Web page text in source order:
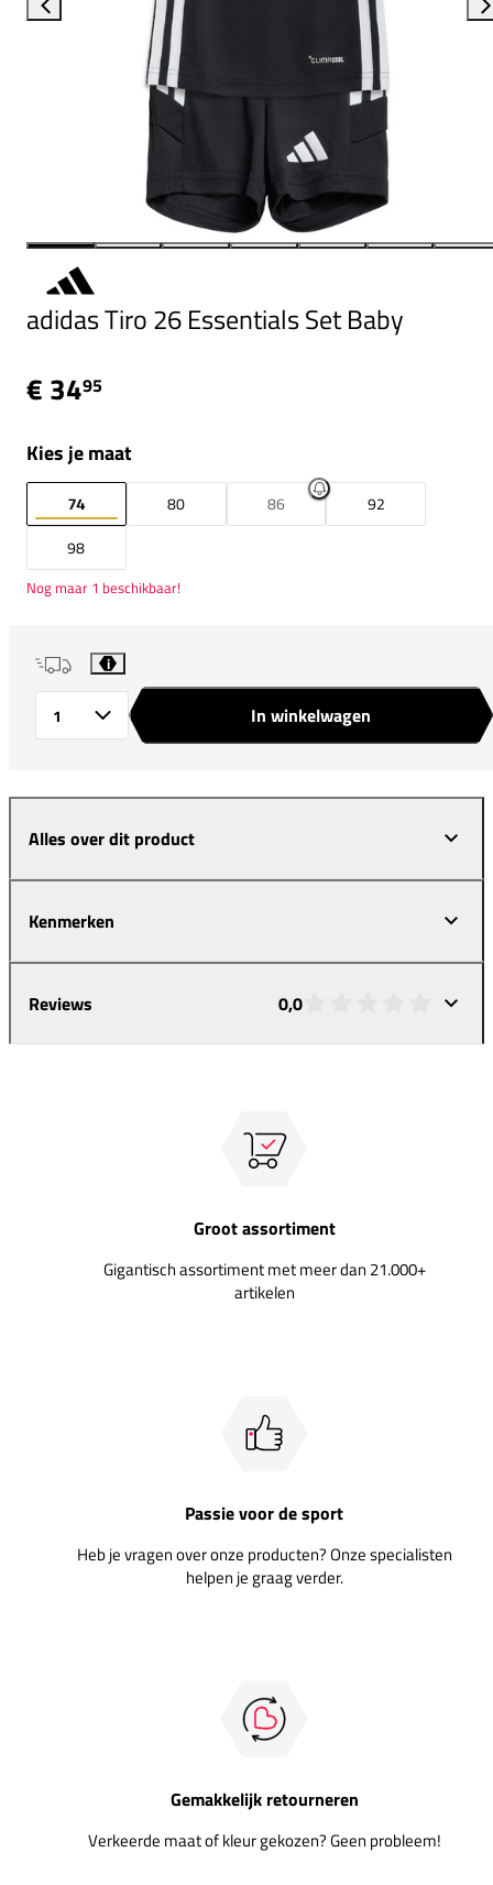
adidas Tiro 26 Essentials Set Baby
€ 3495
Kies je maat
74 80 86
92
98
Nog maar 1 beschikbaar!
i
In winkelwagen
Alles over dit product
Kenmerken
Reviews 0,0
Groot assortiment
Gigantisch assortiment met meer dan 21.000+
artikelen
Passie voor de sport
Heb je vragen over onze producten? Onze specialisten
helpen je graag verder.
Gemakkelijk retourneren
Verkeerde maat of kleur gekozen? Geen probleem!